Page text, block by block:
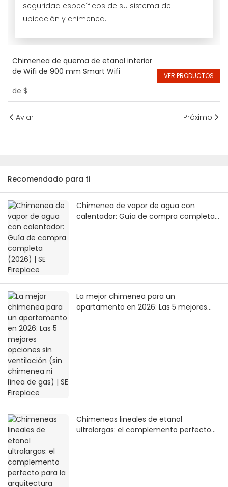
seguridad específicos de su sistema de
ubicación y chimenea.
Chimenea de quema de etanol interior
de Wifi de 900 mm Smart Wifi
de $
VER PRODUCTOS
Aviar Próximo
Recomendado para ti
Chimenea de vapor de agua con
calentador: Guía de compra completa
La mejor chimenea para un
apartamento en 2026: Las 5 mejores
Chimeneas lineales de etanol
ultralargas: el complemento perfecto